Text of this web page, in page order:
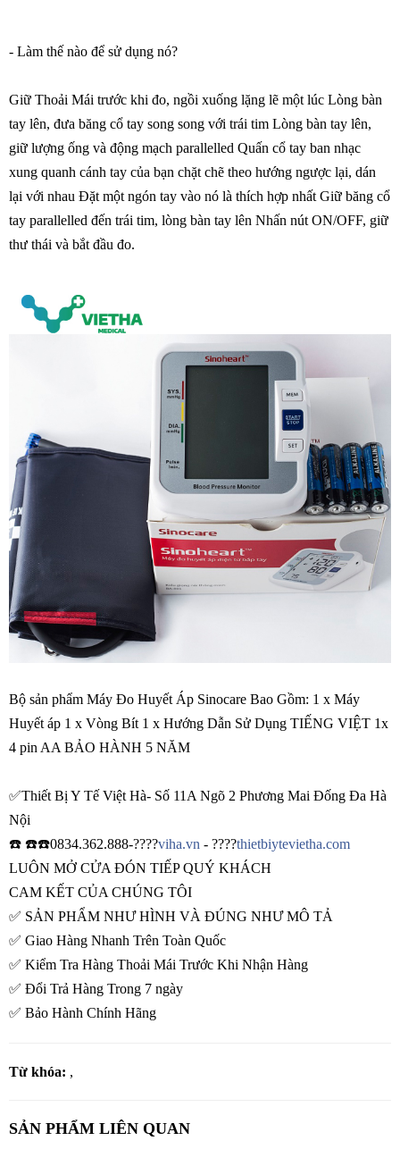
- Làm thế nào để sử dụng nó?
Giữ Thoải Mái trước khi đo, ngồi xuống lặng lẽ một lúc Lòng bàn
tay lên, đưa băng cổ tay song song với trái tim Lòng bàn tay lên,
giữ lượng ống và động mạch parallelled Quấn cổ tay ban nhạc
xung quanh cánh tay của bạn chặt chẽ theo hướng ngược lại, dán
lại với nhau Đặt một ngón tay vào nó là thích hợp nhất Giữ băng cổ
tay parallelled đến trái tim, lòng bàn tay lên Nhấn nút ON/OFF, giữ
thư thái và bắt đầu đo.
Bộ sản phẩm Máy Đo Huyết Áp Sinocare Bao Gồm: 1 x Máy
Huyết áp 1 x Vòng Bít 1 x Hướng Dẫn Sử Dụng TIẾNG VIỆT 1x
4 pin AA BẢO HÀNH 5 NĂM
✅Thiết Bị Y Tế Việt Hà- Số 11A Ngõ 2 Phương Mai Đống Đa Hà
Nội
☎️ ☎️☎️0834.362.888-????viha.vn - ????thietbiytevietha.com
LUÔN MỞ CỬA ĐÓN TIẾP QUÝ KHÁCH
CAM KẾT CỦA CHÚNG TÔI
✅ SẢN PHẨM NHƯ HÌNH VÀ ĐÚNG NHƯ MÔ TẢ
✅ Giao Hàng Nhanh Trên Toàn Quốc
✅ Kiểm Tra Hàng Thoải Mái Trước Khi Nhận Hàng
✅ Đổi Trả Hàng Trong 7 ngày
✅ Bảo Hành Chính Hãng
Từ khóa: ,
SẢN PHẨM LIÊN QUAN